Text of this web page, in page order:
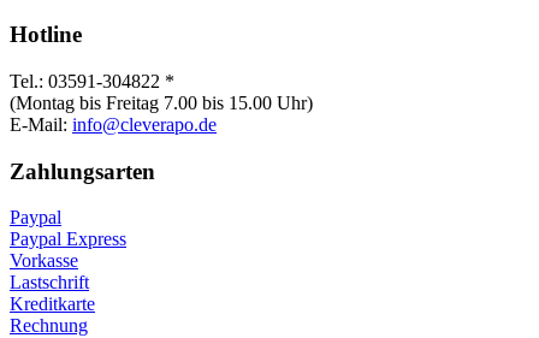
Hotline
Tel.: 03591-304822 *
(Montag bis Freitag 7.00 bis 15.00 Uhr)
E-Mail: info@cleverapo.de
Zahlungsarten
Paypal
Paypal Express
Vorkasse
Lastschrift
Kreditkarte
Rechnung